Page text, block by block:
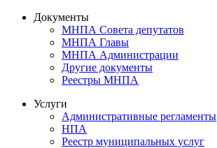
Документы
МНПА Совета депутатов
МНПА Главы
МНПА Администрации
Другие документы
Реестры МНПА
Услуги
Административные регламенты
НПА
Реестр муниципальных услуг